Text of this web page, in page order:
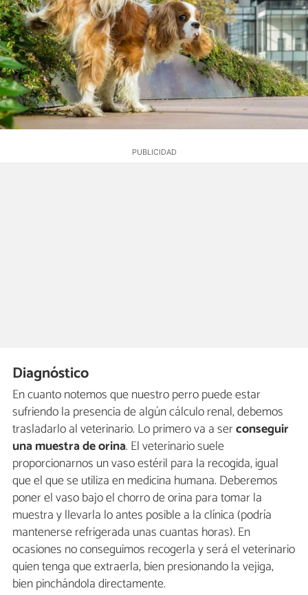
Diagnóstico
En cuanto notemos que nuestro perro puede estar
sufriendo la presencia de algún cálculo renal, debemos
trasladarlo al veterinario. Lo primero va a serconseguir
una muestra de orina. El veterinario suele
proporcionarnos un vaso estéril para la recogida, igual
que el que se utiliza en medicina humana. Deberemos
poner el vaso bajo el chorro de orina para tomar la
muestra y llevarla lo antes posible a la clínica (podría
mantenerse refrigerada unas cuantas horas). En
ocasiones no conseguimos recogerla y será el veterinario
quien tenga que extraerla, bien presionando la vejiga,
bien pinchándola directamente.